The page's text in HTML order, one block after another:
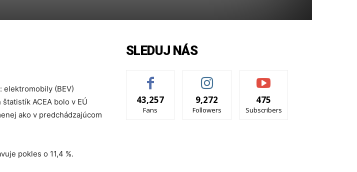
elektromobily (BEV)
ACEA bolo v EÚ
ako v predchádzajúcom
pokles o 11,4 %.
SLEDUJ NÁS
43,257
Fans
9,272
Followers
475
Subscribers